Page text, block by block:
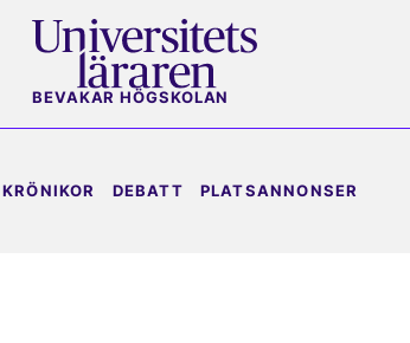
BEVAKAR HÖGSKOLAN
KRÖNIKOR DEBATT PLATSANNONSER